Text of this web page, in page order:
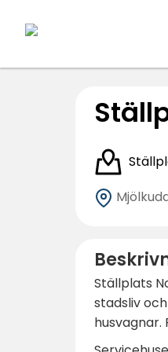
Ställplats
stadsliv